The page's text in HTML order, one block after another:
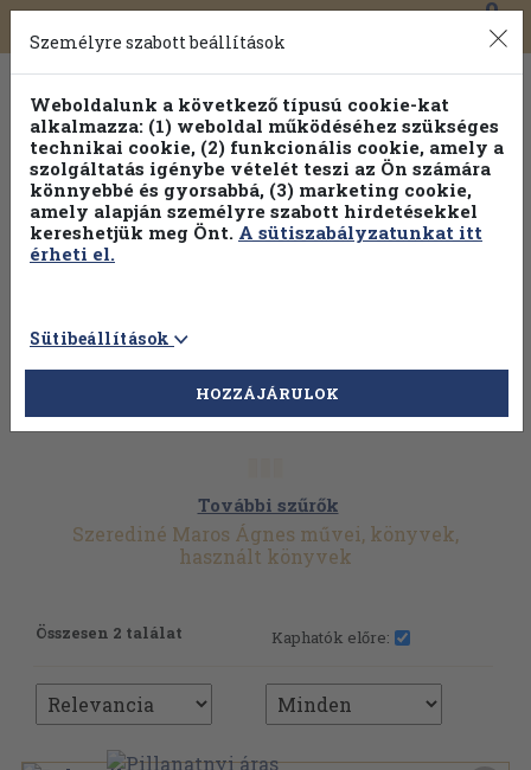
Toggle
navigation
0
További szűrők
Szerediné Maros Ágnes művei, könyvek,
használt könyvek
Összesen 2 találat Kaphatók előre:
Személyre szabott beállítások
Weboldalunk a következő típusú cookie-kat
alkalmazza: (1) weboldal működéséhez szükséges
technikai cookie, (2) funkcionális cookie, amely a
szolgáltatás igénybe vételét teszi az Ön számára
könnyebbé és gyorsabbá, (3) marketing cookie,
amely alapján személyre szabott hirdetésekkel
kereshetjük meg Önt. A sütiszabályzatunkat itt
érheti el.
Sütibeállítások
HOZZÁJÁRULOK